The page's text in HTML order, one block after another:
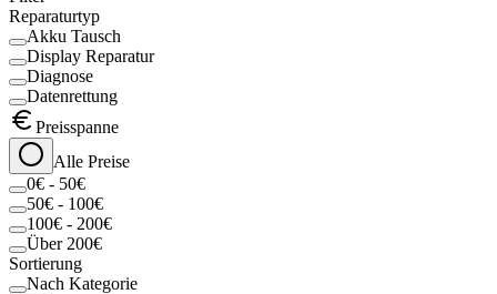
Reparaturtyp
Akku Tausch
Display Reparatur
Diagnose
Datenrettung
Preisspanne
Alle Preise
0€ - 50€
50€ - 100€
100€ - 200€
Über 200€
Sortierung
Nach Kategorie